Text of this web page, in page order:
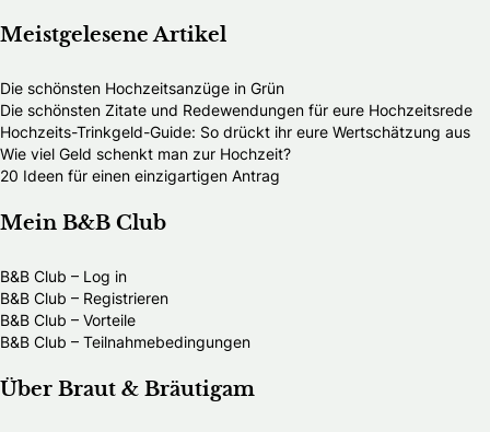
Meistgelesene Artikel
Die schönsten Hochzeitsanzüge in Grün
Die schönsten Zitate und Redewendungen für eure Hochzeitsrede
Hochzeits-Trinkgeld-Guide: So drückt ihr eure Wertschätzung aus
Wie viel Geld schenkt man zur Hochzeit?
20 Ideen für einen einzigartigen Antrag
Mein B&B Club
B&B Club – Log in
B&B Club – Registrieren
B&B Club – Vorteile
B&B Club – Teilnahmebedingungen
Über Braut & Bräutigam